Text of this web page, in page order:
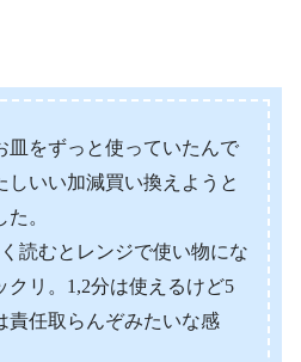
皿をずっと使っていたんで
しいい加減買い換えようと
。
読むとレンジで使い物にな
クリ。1,2分は使えるけど5
責任取らんぞみたいな感